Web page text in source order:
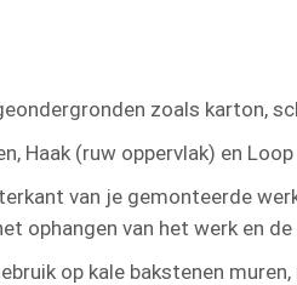
zoals karton,
Haak (ruw oppervlak) en
van je gemonteerde
ophangen van het werk en
op kale bakstenen